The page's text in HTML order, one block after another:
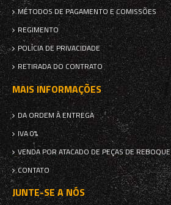
MÉTODOS DE PAGAMENTO E COMISSÕES
REGIMENTO
POLÍCIA DE PRIVACIDADE
RETIRADA DO CONTRATO
MAIS INFORMAÇÕES
DA ORDEM À ENTREGA
IVA 0%
VENDA POR ATACADO DE PEÇAS DE REBOQUE
CONTATO
JUNTE-SE A NÓS